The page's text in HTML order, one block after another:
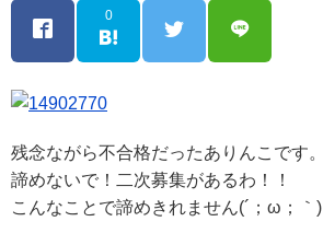
0
残念ながら不合格だったありんこです。
諦めないで！二次募集があるわ！！
こんなことで諦めきれません(´；ω；｀)